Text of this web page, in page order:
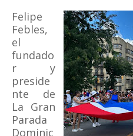
Felipe
Febles,
el
fundado
r y
preside
nte de
La Gran
Parada
Dominic